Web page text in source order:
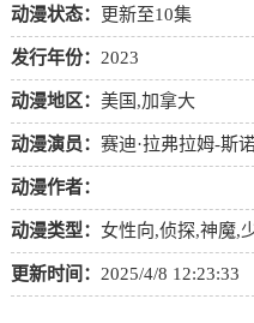
动漫状态： 更新至10集
发行年份： 2023
动漫地区： 美国,加拿大
动漫演员： 赛迪·拉弗拉姆-斯
动漫作者：
动漫类型： 女性向,侦探,神魔,
社会,励志, 其他,恐怖 教育,战斗
更新时间： 2025/4/8 12:23:33